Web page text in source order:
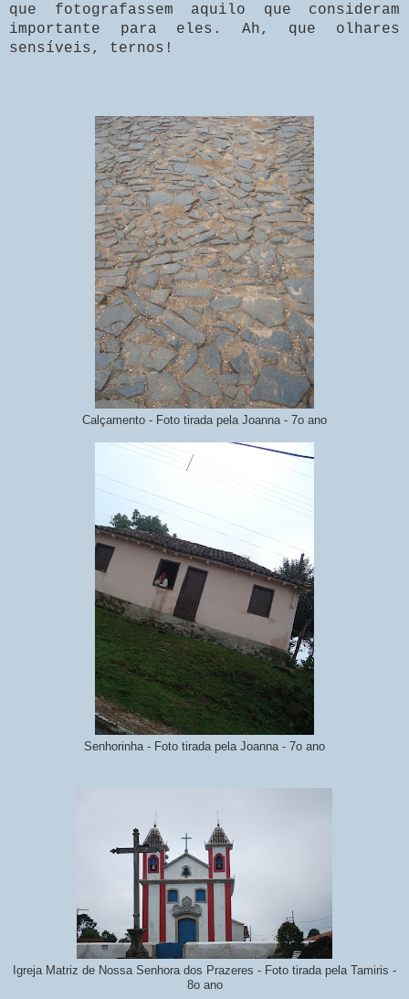
que fotografassem aquilo que consideram
importante para eles. Ah, que olhares
sensíveis, ternos!
Calçamento - Foto tirada pela Joanna - 7o ano
Senhorinha - Foto tirada pela Joanna - 7o ano
Igreja Matriz de Nossa Senhora dos Prazeres - Foto tirada pela Tamiris -
8o ano